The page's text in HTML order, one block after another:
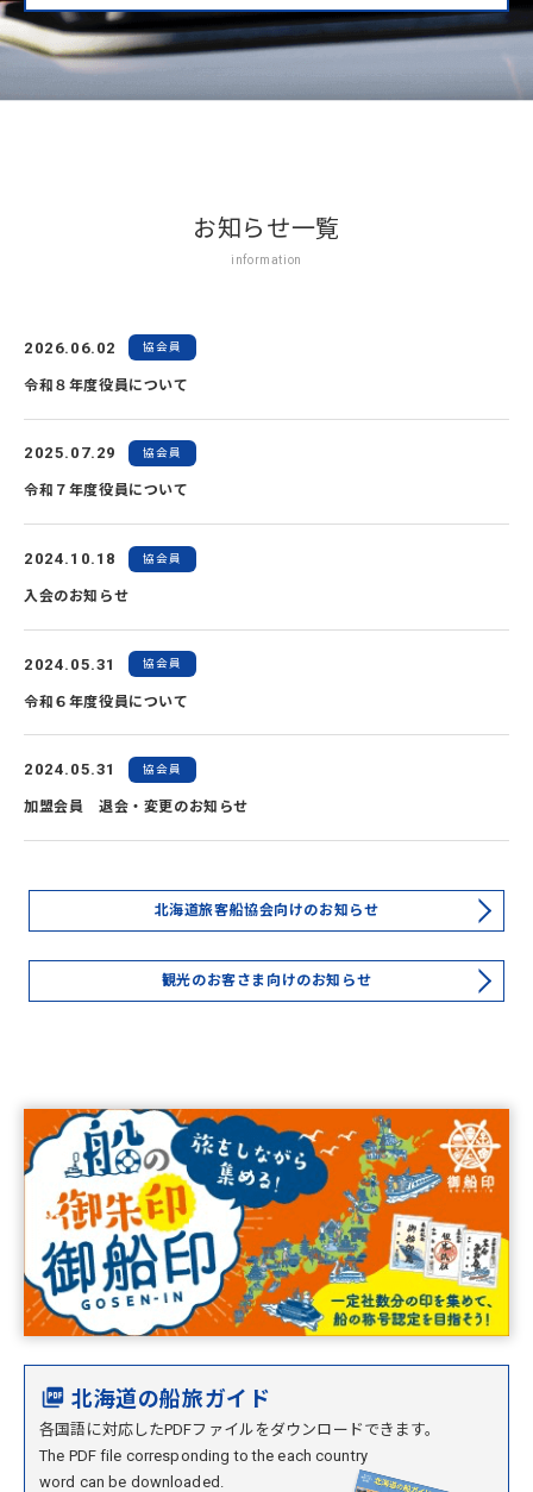
お知らせ一覧
information
2026.06.02 協会員
令和８年度役員について
2025.07.29 協会員
令和７年度役員について
2024.10.18 協会員
入会のお知らせ
2024.05.31 協会員
令和６年度役員について
2024.05.31 協会員
加盟会員 退会・変更のお知らせ
北海道旅客船協会向けのお知らせ
観光のお客さま向けのお知らせ
北海道の船旅ガイド
各国語に対応したPDFファイルをダウンロードできます。
The PDF file corresponding to the each country
word can be downloaded.